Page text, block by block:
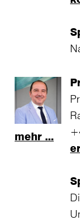
mehr ...